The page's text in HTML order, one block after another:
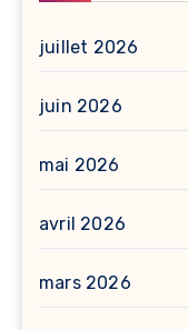
juillet 2026
juin 2026
mai 2026
avril 2026
mars 2026